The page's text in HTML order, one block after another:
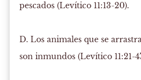
pescados (Levítico 11:13-20).
D. Los animales que se
son inmundos (Levítico 11:21-